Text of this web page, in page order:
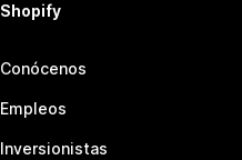
Shopify
Conócenos
Empleos
Inversionistas